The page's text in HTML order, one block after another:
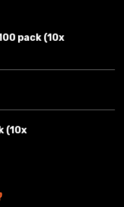
pack (10x
(10x